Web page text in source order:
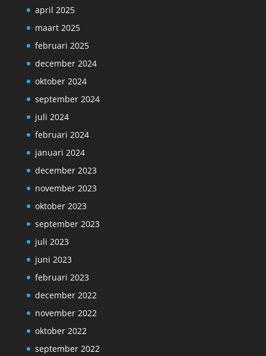
april 2025
maart 2025
februari 2025
december 2024
oktober 2024
september 2024
juli 2024
februari 2024
januari 2024
december 2023
november 2023
oktober 2023
september 2023
juli 2023
juni 2023
februari 2023
december 2022
november 2022
oktober 2022
september 2022